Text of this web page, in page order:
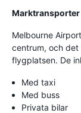
Melbourne
centrum, och
flygplatsen. De
Med taxi
Med buss
Privata bilar